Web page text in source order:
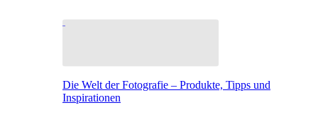
Die Welt der Fotografie – Produkte, Tipps und
Inspirationen